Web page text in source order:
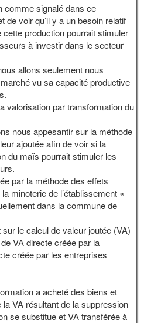
comme signalé dans ce
de voir qu’il y a un besoin relatif
production pourrait stimuler
à investir dans le secteur
allons seulement nous
vu sa capacité productive
valorisation par transformation du
nous appesantir sur la méthode
ajoutée afin de voir si la
du maïs pourrait stimuler les
par la méthode des effets
minoterie de l’établissement «
dans la commune de
sur le calcul de valeur joutée (VA)
VA directe créée par la
créée par les entreprises
a acheté des biens et
VA résultant de la suppression
se substitue et VA transférée à